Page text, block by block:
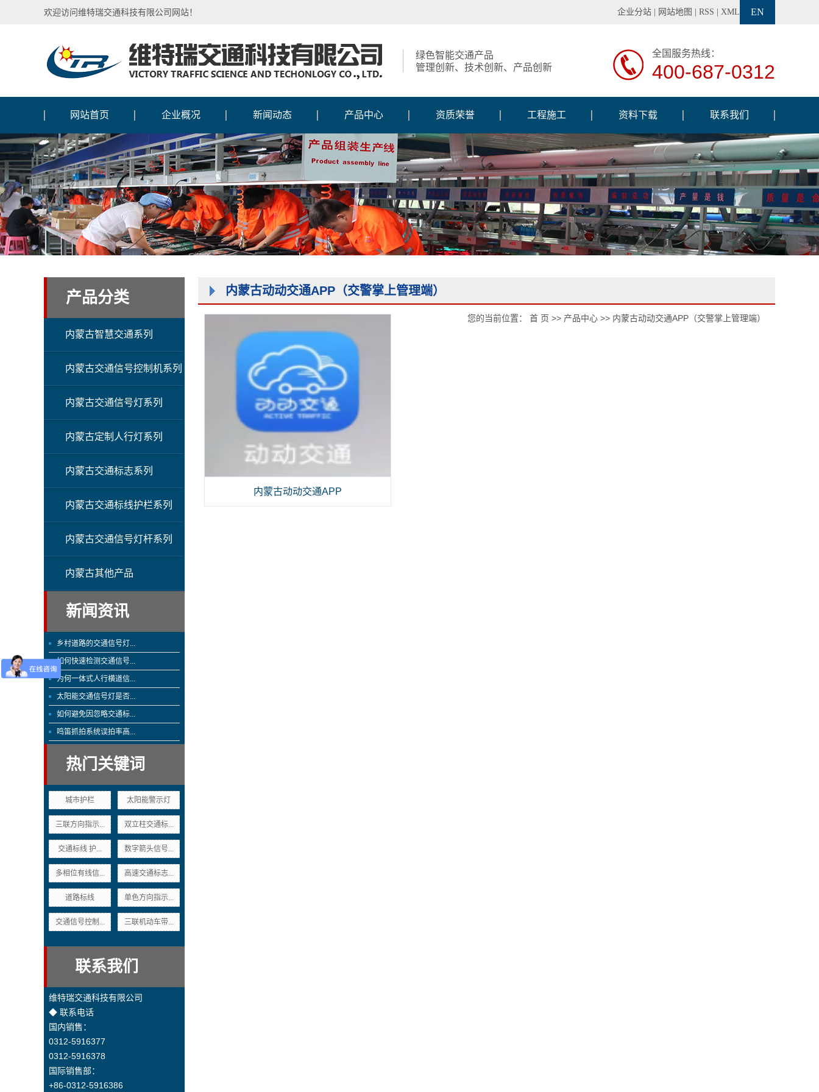
欢迎访问维特瑞交通科技有限公司网站！ EN
企业分站 网站地图 RSS XML
绿色智能交通产品
管理创新、技术创新、产品创新
全国服务热线：
400-687-0312
网站首页 企业概况
公司介绍
企业文化
企业图腾
国际合作
加入我们
新闻动态
行业动态
媒体报道
公司新闻
人物风采
产品中心
内蒙古智慧交通系列
内蒙古交通信号控制
机系列
内蒙古交通信号灯系
列
内蒙古定制人行灯系
列
内蒙古交通标志系列
系列
内蒙古交通信号灯杆
系列
内蒙古其他产品
资质荣誉
获得荣誉
资质证书
知识产权
工程施工
工程案例
施工设备
施工现场
生产检测设备
资料下载
调试软件
交通信号灯说明书
交通信号机说明书
巡闪标志牌说明书
联系我们
产品分类
内蒙古智慧交通系列
内蒙古交通信号控制机系列
内蒙古交通信号灯系列
内蒙古定制人行灯系列
内蒙古交通标志系列
内蒙古交通标线护栏系列
内蒙古交通信号灯杆系列
内蒙古其他产品
新闻资讯
乡村道路的交通信号灯...
如何快速检测交通信号...
为何一体式人行横道信...
太阳能交通信号灯是否...
如何避免因忽略交通标...
鸣笛抓拍系统误拍率高...
热门关键词
城市护栏 太阳能警示灯
三联方向指示... 双立柱交通标...
交通标线 护... 数字箭头信号...
多相位有线信... 高速交通标志...
道路标线 单色方向指示...
交通信号控制... 三联机动车带...
联系我们
维特瑞交通科技有限公司
◆ 联系电话
国内销售：
0312-5916377
0312-5916378
国际销售部：
+86-0312-5916386
内蒙古动动交通APP（交警掌上管理端）
您的当前位置： 首 页 >> 产品中心 >> 内蒙古动动交通APP（交警掌上管理端）
内蒙古动动交通APP